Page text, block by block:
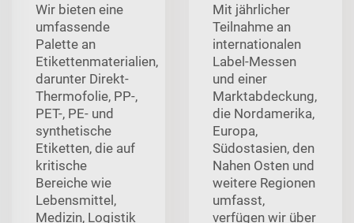
Wir bieten eine
umfassende
Palette an
Etikettenmaterialien,
darunter Direkt-
Thermofolie, PP-,
PET-, PE- und
synthetische
Etiketten, die auf
kritische
Bereiche wie
Lebensmittel,
Medizin, Logistik
Mit jährlicher
Teilnahme an
internationalen
Label-Messen
und einer
Marktabdeckung,
die Nordamerika,
Europa,
Südostasien, den
Nahen Osten und
weitere Regionen
umfasst,
verfügen wir über